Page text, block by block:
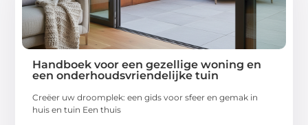
Handboek voor een gezellige woning en
een onderhoudsvriendelijke tuin
Creëer uw droomplek: een gids voor sfeer en gemak in
huis en tuin Een thuis